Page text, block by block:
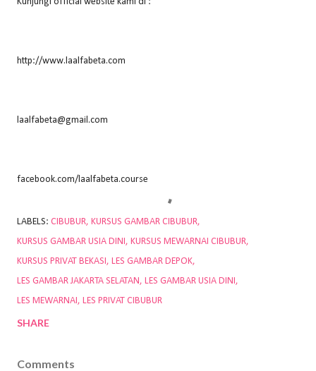
http://www.laalfabeta.com
laalfabeta@gmail.com
facebook.com/laalfabeta.course
LABELS: CIBUBUR KURSUS GAMBAR CIBUBUR
KURSUS GAMBAR USIA DINI
KURSUS MEWARNAI CIBUBUR
KURSUS PRIVAT BEKASI
LES GAMBAR DEPOK
LES GAMBAR JAKARTA SELATAN
LES GAMBAR USIA DINI
LES MEWARNAI
LES PRIVAT CIBUBUR
SHARE
Comments